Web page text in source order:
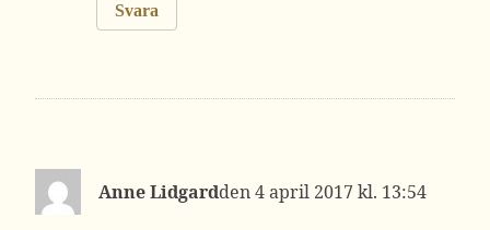
Svara
Anne Lidgard 4 april 2017 kl. 13:54